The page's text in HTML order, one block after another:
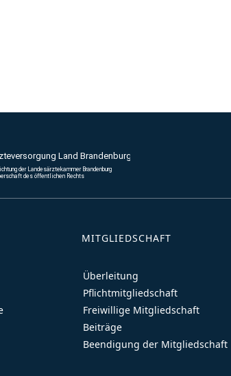
MITGLIEDSCHAFT
Überleitung
Pflichtmitgliedschaft
Freiwillige Mitgliedschaft
Beiträge
Beendigung der Mitgliedschaft